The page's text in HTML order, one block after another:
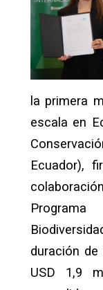
la primera
escala en
Ecuador),
duración
USD 1,9